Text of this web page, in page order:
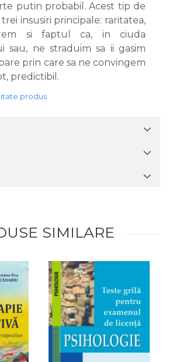
putin probabil. Acest tip de
insusiri principale: raritatea,
si faptul ca, in ciuda
sau, ne straduim sa ii gasim
prin care sa ne convingem
predictibil.
produs
SIMILARE